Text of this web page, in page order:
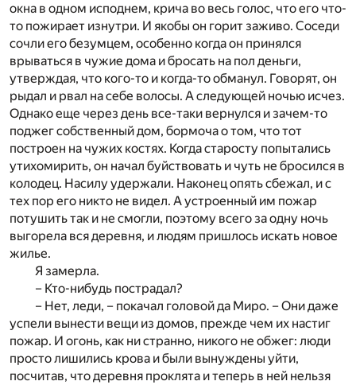
окна в одном исподнем, крича во весь голос, что его что-
то пожирает изнутри. И якобы он горит заживо. Соседи
сочли его безумцем, особенно когда он принялся
врываться в чужие дома и бросать на пол деньги,
утверждая, что кого-то и когда-то обманул. Говорят, он
рыдал и рвал на себе волосы. А следующей ночью исчез.
Однако еще через день все-таки вернулся и зачем-то
поджег собственный дом, бормоча о том, что тот
построен на чужих костях. Когда старосту попытались
утихомирить, он начал буйствовать и чуть не бросился в
колодец. Насилу удержали. Наконец опять сбежал, и с
тех пор его никто не видел. А устроенный им пожар
потушить так и не смогли, поэтому всего за одну ночь
выгорела вся деревня, и людям пришлось искать новое
жилье.
Я замерла.
– Кто-нибудь пострадал?
– Нет, леди, – покачал головой да Миро. – Они даже
успели вынести вещи из домов, прежде чем их настиг
пожар. И огонь, как ни странно, никого не обжег: люди
просто лишились крова и были вынуждены уйти,
посчитав, что деревня проклята и теперь в ней нельзя